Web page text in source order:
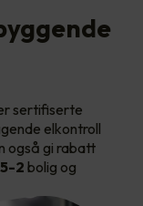
sertifiserte
elkontroll
også gi rabatt
2 bolig og